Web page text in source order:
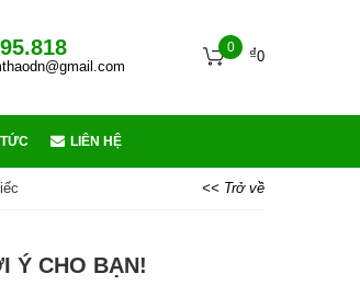
0
0
₫
LIÊN HỆ
<< Trở về
Ý CHO BẠN!